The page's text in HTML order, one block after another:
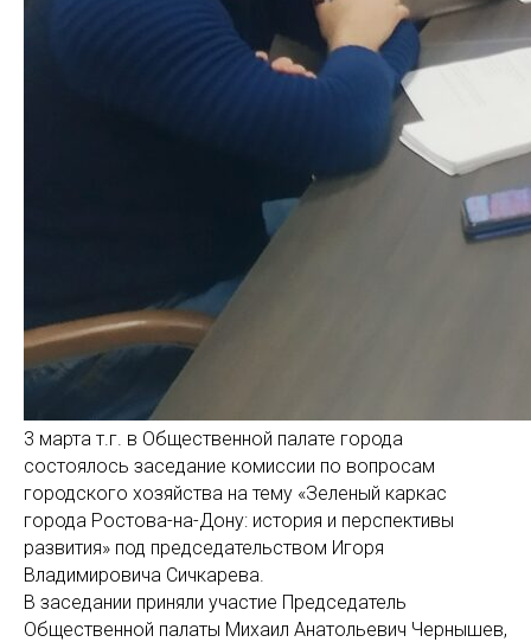
3 марта т.г. в Общественной палате города
состоялось заседание комиссии по вопросам
городского хозяйства на тему «Зеленый каркас
города Ростова-на-Дону: история и перспективы
развития» под председательством Игоря
Владимировича Сичкарева.
В заседании приняли участие Председатель
Общественной палаты Михаил Анатольевич Чернышев,